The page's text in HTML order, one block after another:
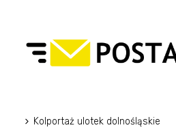
Kolportaż ulotek dolnośląskie